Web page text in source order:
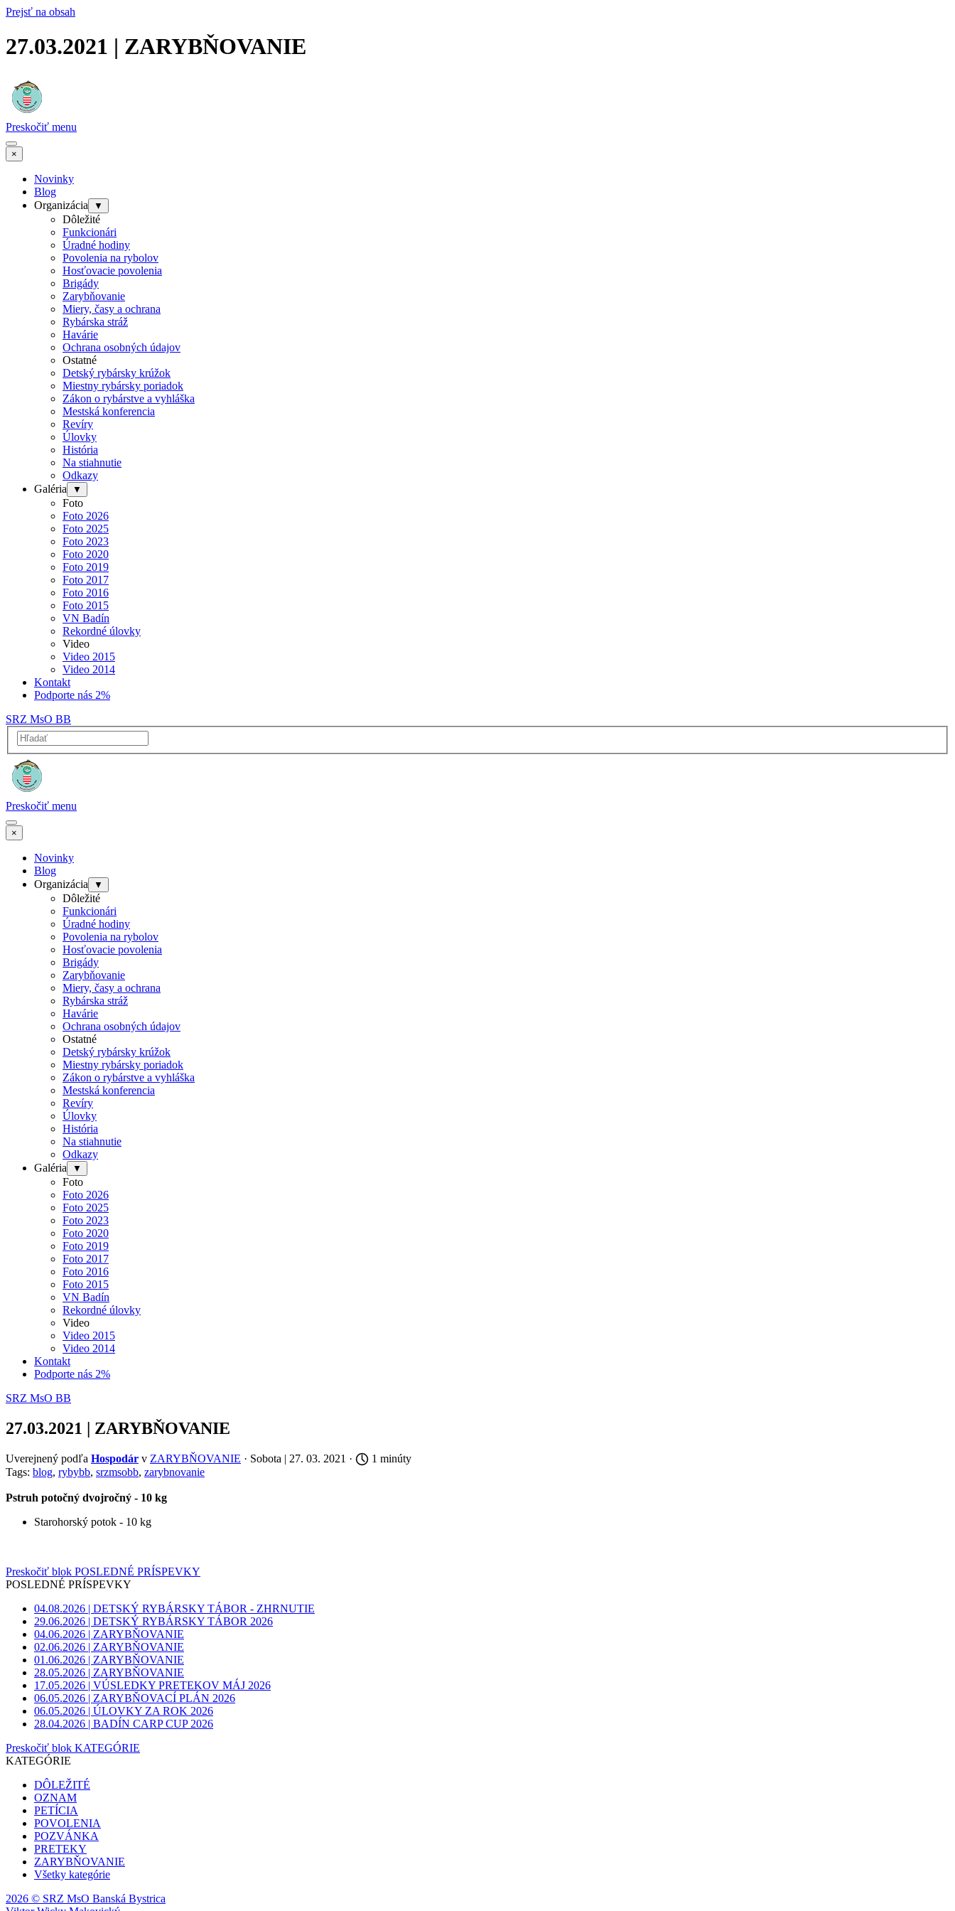
Prejsť na obsah
27.03.2021 | ZARYBŇOVANIE
Preskočiť menu
×
Novinky
Blog
Organizácia
▼
Dôležité
Funkcionári
Úradné hodiny
Povolenia na rybolov
Hosťovacie povolenia
Brigády
Zarybňovanie
Miery, časy a ochrana
Rybárska stráž
Havárie
Ochrana osobných údajov
Ostatné
Detský rybársky krúžok
Miestny rybársky poriadok
Zákon o rybárstve a vyhláška
Mestská konferencia
Revíry
Úlovky
História
Na stiahnutie
Odkazy
Galéria
▼
Foto
Foto 2026
Foto 2025
Foto 2023
Foto 2020
Foto 2019
Foto 2017
Foto 2016
Foto 2015
VN Badín
Rekordné úlovky
Video
Video 2015
Video 2014
Kontakt
Podporte nás 2%
SRZ MsO BB
Preskočiť menu
×
Novinky
Blog
Organizácia
▼
Dôležité
Funkcionári
Úradné hodiny
Povolenia na rybolov
Hosťovacie povolenia
Brigády
Zarybňovanie
Miery, časy a ochrana
Rybárska stráž
Havárie
Ochrana osobných údajov
Ostatné
Detský rybársky krúžok
Miestny rybársky poriadok
Zákon o rybárstve a vyhláška
Mestská konferencia
Revíry
Úlovky
História
Na stiahnutie
Odkazy
Galéria
▼
Foto
Foto 2026
Foto 2025
Foto 2023
Foto 2020
Foto 2019
Foto 2017
Foto 2016
Foto 2015
VN Badín
Rekordné úlovky
Video
Video 2015
Video 2014
Kontakt
Podporte nás 2%
SRZ MsO BB
27.03.2021 | ZARYBŇOVANIE
Uverejnený podľa Hospodár v ZARYBŇOVANIE · Sobota | 27. 03. 2021 ·
1 minúty
Tags: blog, rybybb, srzmsobb, zarybnovanie
Pstruh potočný dvojročný - 10 kg
Starohorský potok - 10 kg
Preskočiť blok POSLEDNÉ PRÍSPEVKY
POSLEDNÉ PRÍSPEVKY
04.08.2026 | DETSKÝ RYBÁRSKY TÁBOR - ZHRNUTIE
29.06.2026 | DETSKÝ RYBÁRSKY TÁBOR 2026
04.06.2026 | ZARYBŇOVANIE
02.06.2026 | ZARYBŇOVANIE
01.06.2026 | ZARYBŇOVANIE
28.05.2026 | ZARYBŇOVANIE
17.05.2026 | VÚSLEDKY PRETEKOV MÁJ 2026
06.05.2026 | ZARYBŇOVACÍ PLÁN 2026
06.05.2026 | ÚLOVKY ZA ROK 2026
28.04.2026 | BADÍN CARP CUP 2026
Preskočiť blok KATEGÓRIE
KATEGÓRIE
DÔLEŽITÉ
OZNAM
PETÍCIA
POVOLENIA
POZVÁNKA
PRETEKY
ZARYBŇOVANIE
Všetky kategórie
2026 © SRZ MsO Banská Bystrica